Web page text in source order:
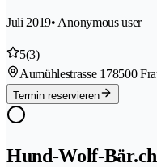
Juli 2019• Anonymous user
5(3)
Aumühlestrasse 178500
Termin reservieren
Hund-Wolf-Bär.ch